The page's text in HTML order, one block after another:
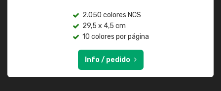
2.050 colores NCS
29,5 x 4,5 cm
10 colores por página
Info / pedido